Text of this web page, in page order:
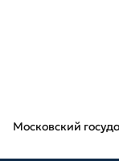
Московский